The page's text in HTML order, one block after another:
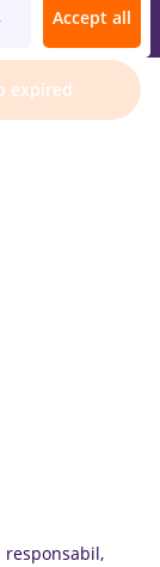
expired
responsabil,
Accept all